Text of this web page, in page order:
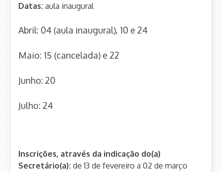
Datas:aula inaugural
Abril: 04 (aula inaugural), 10 e 24
Maio: 15 (cancelada) e 22
Junho: 20
Julho: 24
Inscrições, através da indicação do(a)
Secretário(a):de 13 de fevereiro a 02 de março